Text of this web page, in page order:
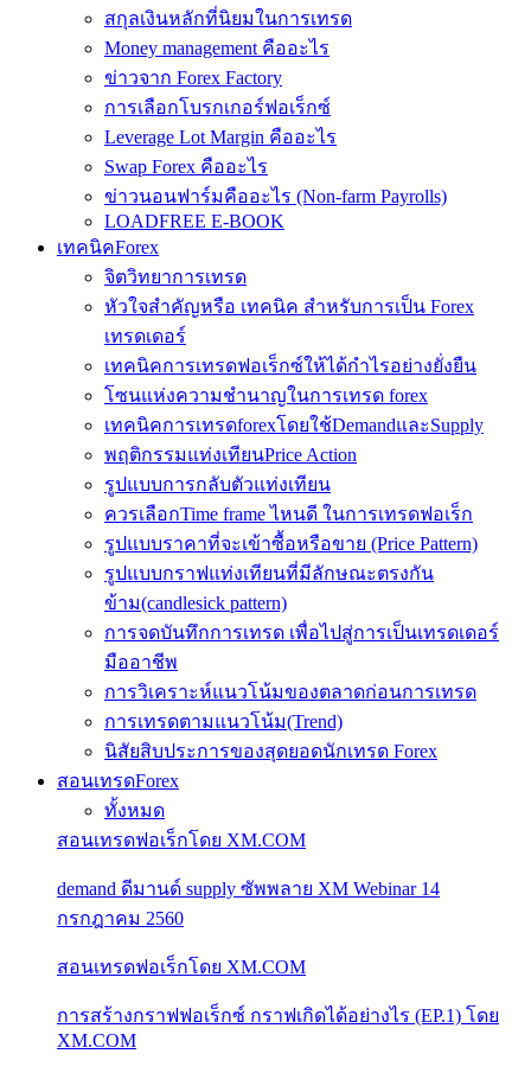
สกุลเงินหลักที่นิยมในการเทรด
Money management คืออะไร
ข่าวจาก Forex Factory
การเลือกโบรกเกอร์ฟอเร็กซ์
Leverage Lot Margin คืออะไร
Swap Forex คืออะไร
ข่าวนอนฟาร์มคืออะไร (Non-farm Payrolls)
LOADFREE E-BOOK
เทคนิคForex
จิตวิทยาการเทรด
หัวใจสำคัญหรือ เทคนิค สำหรับการเป็น Forex
เทรดเดอร์
เทคนิคการเทรดฟอเร็กซ์ให้ได้กำไรอย่างยั่งยืน
โซนแห่งความชำนาญในการเทรด forex
เทคนิคการเทรดforexโดยใช้DemandและSupply
พฤติกรรมแท่งเทียนPrice Action
รูปแบบการกลับตัวแท่งเทียน
ควรเลือกTime frame ไหนดี ในการเทรดฟอเร็ก
รูปแบบราคาที่จะเข้าซื้อหรือขาย (Price Pattern)
รูปแบบกราฟแท่งเทียนที่มีลักษณะตรงกัน
ข้าม(candlesick pattern)
การจดบันทึกการเทรด เพื่อไปสู่การเป็นเทรดเดอร์
มืออาชีพ
การวิเคราะห์แนวโน้มของตลาดก่อนการเทรด
การเทรดตามแนวโน้ม(Trend)
นิสัยสิบประการของสุดยอดนักเทรด Forex
สอนเทรดForex
ทั้งหมด
สอนเทรดฟอเร็กโดย XM.COM
demand ดีมานด์ supply ซัพพลาย XM Webinar 14
กรกฎาคม 2560
สอนเทรดฟอเร็กโดย XM.COM
การสร้างกราฟฟอเร็กซ์ กราฟเกิดได้อย่างไร (EP.1) โดย
XM.COM